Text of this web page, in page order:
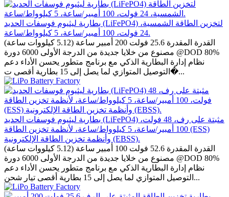
بطارية ليثيوم فوسفات الحديد (LiFePO4) لتخزين الطاقة الشمسية،
24 فولت، 100 أمبير/ساعة، 5 كيلوواط/ساعة.
القدرة المقدرة 25.6 فولت 200 أمبير ساعة (5.12 كيلووات ساعة)
مصنوع من خلايا جديدة من الدرجة الأولى 6000 دورة @DOD 80%
نظام إدارة البطارية الذكي مع برنامج متطور يحسن الأداء دعم
التوصيل المتوازي لما يصل إلى 15 بطارية أقصى ت�...
بطارية ليثيوم فوسفات الحديد (LiFePO4) مثبتة على رف، 48 فولت،
100 أمبير/ساعة، 5 كيلوواط/ساعة، لأنظمة تخزين الطاقة (ESS)
وأنظمة تخزين الطاقة الإلكترونية (EBSS).
القدرة المقدرة 52.6 فولت 100 أمبير ساعة (5.12 كيلووات ساعة)
مصنوع من خلايا جديدة من الدرجة الأولى 6000 دورة @DOD 80%
نظام إدارة البطارية الذكي مع برنامج متطور يحسن الأداء دعم
التوصيل المتوازي لما يصل إلى 15 بطارية أقصى تيار شحن...